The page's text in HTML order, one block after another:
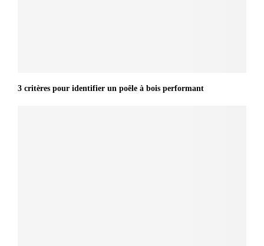
3 critères pour identifier un poêle à bois performant